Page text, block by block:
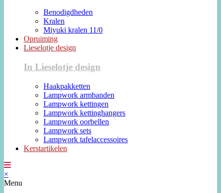
Benodigdheden
Kralen
Miyuki kralen 11/0
Opruiming
Lieselotje design
In Lieselotje design
Haakpakketten
Lampwork armbanden
Lampwork kettingen
Lampwork kettinghangers
Lampwork oorbellen
Lampwork sets
Lampwork tafelaccessoires
Kerstartikelen
×
Menu